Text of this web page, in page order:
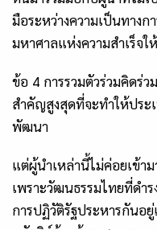
มือระหว่างความเป็นทางก
มหาศาลแห่งความสำเร็จใ
ข้อ 4 การรวมตัวร่วมคิดร่
สำคัญสูงสุดที่จะทำให้ประ
พัฒนา
แต่ผู้นำเหล่านี้ไม่ค่อยเข้า
เพราะวัฒนธรรมไทยที่ดำ
การปฏิวัติรัฐประหารกันอ